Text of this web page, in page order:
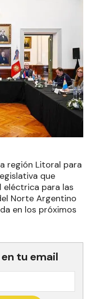
región Litoral para
que
eléctrica para las
Norte Argentino
en los próximos
tu email